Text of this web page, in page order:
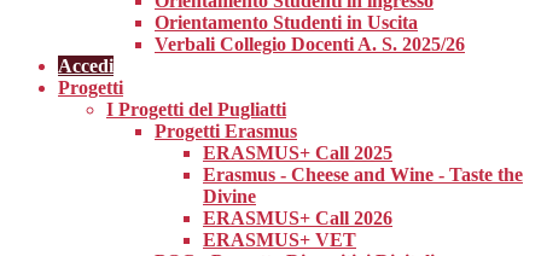
Orientamento Studenti in Uscita
Verbali Collegio Docenti A. S. 2025/26
Accedi
Progetti
I Progetti del Pugliatti
Progetti Erasmus
ERASMUS+ Call 2025
Erasmus - Cheese and Wine - Taste the
Divine
ERASMUS+ Call 2026
ERASMUS+ VET